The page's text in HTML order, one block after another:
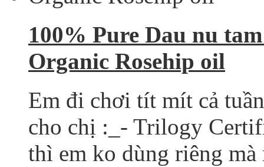
100% Pure Dau nu
Organic Rosehip oil
Em đi chơi tít mít cả
cho chị :_- Trilogy
thì em ko dùng riêng